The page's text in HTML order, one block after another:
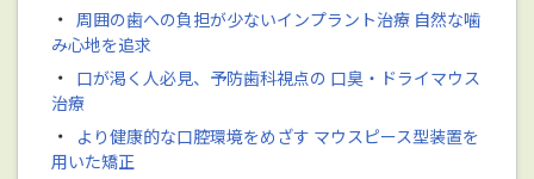
・ 周囲の歯への負担が少ないインプラント治療 自然な噛
み心地を追求
・ 口が渇く人必見、予防歯科視点の 口臭・ドライマウス
治療
・
より健康的な口腔環境をめざす マウスピース型装置を
用いた矯正